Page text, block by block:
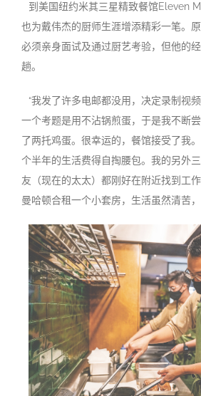
到美国纽约米其三星精致餐馆Eleven
也为戴伟杰的厨师生涯增添精彩一笔。
必须亲身面试及通过厨艺考验，但他的
趟。
“我发了许多电邮都没用，决定录制视
一个考题是用不沾锅煎蛋，于是我不断
了两托鸡蛋。很幸运的，餐馆接受了我
个半年的生活费得自掏腰包。我的另外
友（现在的太太）都刚好在附近找到工
曼哈顿合租一个小套房，生活虽然清苦